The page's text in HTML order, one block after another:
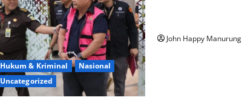
Hukum & Kriminal
Nasional
Uncategorized
John Happy Manurung